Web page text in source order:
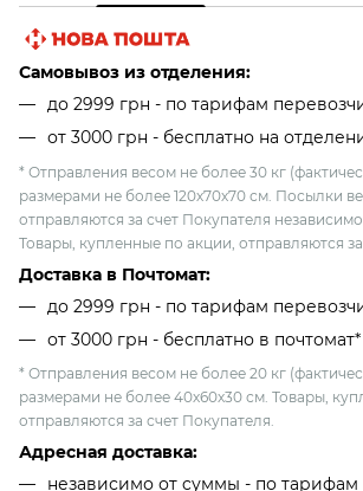
Самовывоз из отделения:
до 2999 грн - по тарифам
от 3000 грн - бесплатно на
* Отправления весом не более 30 кг
размерами не более 120х70х70 см. Посылки
отправляются за счет Покупателя
Товары, купленные по акции, отправляются за
Доставка в Почтомат:
до 2999 грн - по тарифам
от 3000 грн - бесплатно в почтомат*
* Отправления весом не более 20 кг
размерами не более 40х60х30 см. Товары,
отправляются за счет Покупателя.
Адресная доставка:
независимо от cуммы - по тарифам